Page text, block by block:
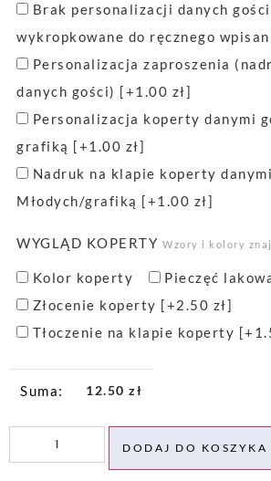
Brak personalizacji danych
wykropkowane do ręcznego
Personalizacja zaproszenia
danych gości) [+1.00 zł]
Personalizacja koperty danymi
grafiką [+1.00 zł]
Nadruk na klapie koperty
Młodych/grafiką [+1.00 zł]
WYGLĄD KOPERTY Wzory i kolory
Kolor koperty Pieczęć
Złocenie koperty [+2.50 zł]
Tłoczenie na klapie koperty
12.50 zł
DODAJ DO KOSZYKA